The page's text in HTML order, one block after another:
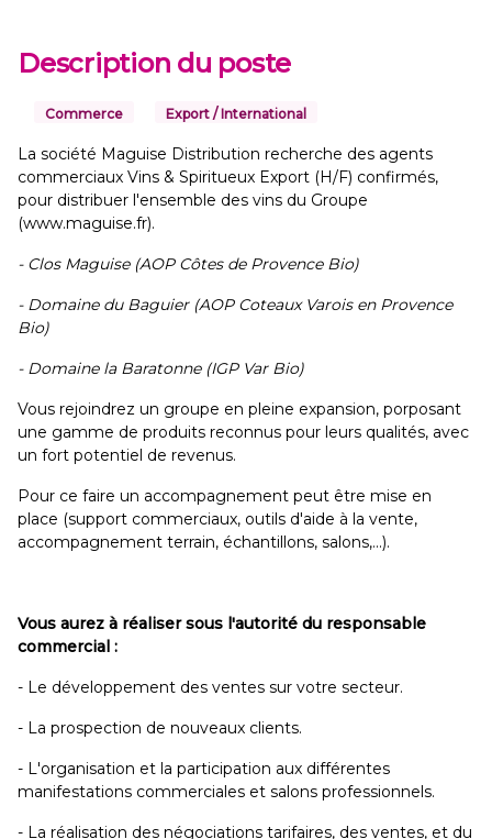
Description du poste
Commerce Export / International
La société Maguise Distribution recherche des agents
commerciaux Vins & Spiritueux Export (H/F) confirmés,
pour distribuer l'ensemble des vins du Groupe
(www.maguise.fr).
- Clos Maguise (AOP Côtes de Provence Bio)
- Domaine du Baguier (AOP Coteaux Varois en Provence
Bio)
- Domaine la Baratonne (IGP Var Bio)
Vous rejoindrez un groupe en pleine expansion, porposant
une gamme de produits reconnus pour leurs qualités, avec
un fort potentiel de revenus.
Pour ce faire un accompagnement peut être mise en
place (support commerciaux, outils d'aide à la vente,
accompagnement terrain, échantillons, salons,...).
Vous aurez à réaliser sous l'autorité du responsable
commercial :
- Le développement des ventes sur votre secteur.
- La prospection de nouveaux clients.
- L'organisation et la participation aux différentes
manifestations commerciales et salons professionnels.
- La réalisation des négociations tarifaires, des ventes, et du